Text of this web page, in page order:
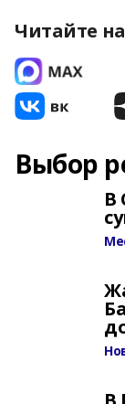
Читайте
Выбор
В